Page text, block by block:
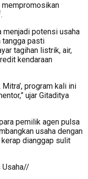
menjadi potensi usaha
tangga pasti
tagihan listrik, air,
kendaraan
program kali ini
ujar Gitaditya
pemilik agen pulsa
usaha dengan
dianggap sulit